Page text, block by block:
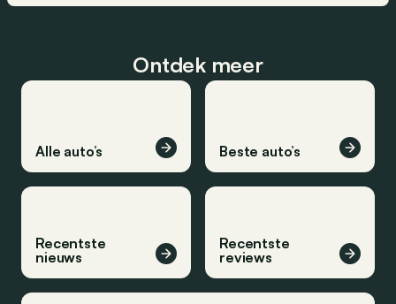
Ontdek meer
Alle auto’s Beste auto’s
Recentste
nieuws
Recentste
reviews